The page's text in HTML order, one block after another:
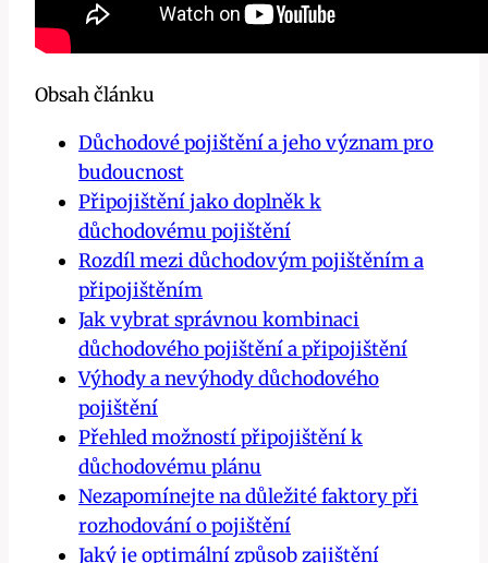
Obsah článku
Důchodové pojištění a jeho význam pro
budoucnost
Připojištění jako doplněk k
důchodovému pojištění
Rozdíl mezi důchodovým pojištěním a
připojištěním
Jak vybrat správnou kombinaci
důchodového pojištění a připojištění
Výhody a nevýhody důchodového
pojištění
Přehled možností připojištění k
důchodovému plánu
Nezapomínejte na důležité faktory při
rozhodování o pojištění
Jaký je optimální způsob zajištění